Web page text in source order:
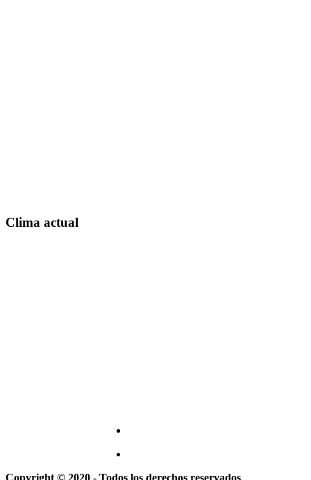
Clima actual
Copyright © 2020 - Todos los derechos reservados